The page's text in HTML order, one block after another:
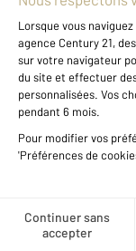
Notre
par nos